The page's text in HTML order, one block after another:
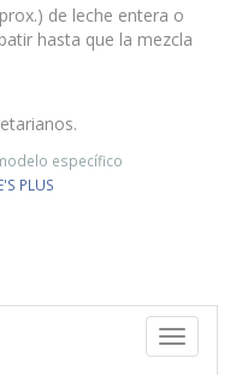
de leche entera o
hasta que la mezcla
específico
PLUS
Toggle